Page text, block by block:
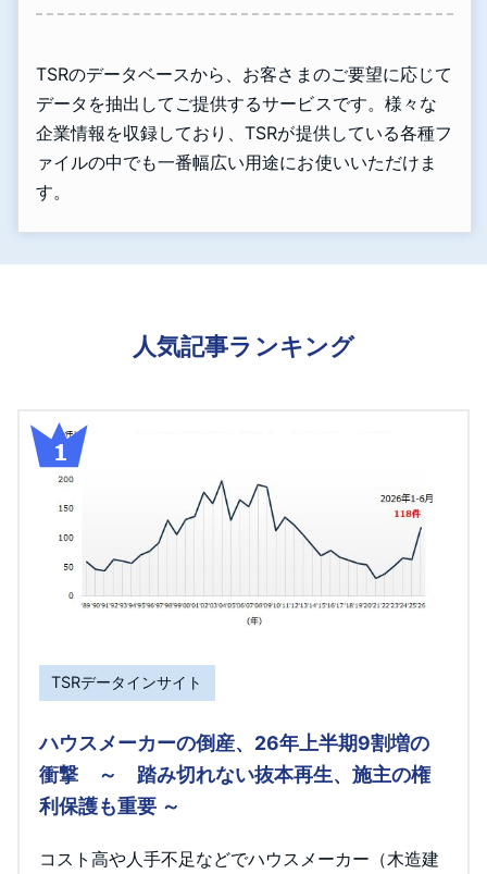
TSRのデータベースから、お客さまのご要望に応じて
データを抽出してご提供するサービスです。様々な
企業情報を収録しており、TSRが提供している各種フ
ァイルの中でも一番幅広い用途にお使いいただけま
す。
人気記事ランキング
TSRデータインサイト
ハウスメーカーの倒産、26年上半期9割増の
衝撃 ～ 踏み切れない抜本再生、施主の権
利保護も重要 ～
コスト高や人手不足などでハウスメーカー（木造建